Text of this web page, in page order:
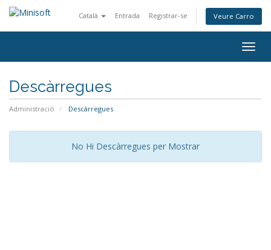
Català Entrada Registrar-se Veure Carro
Descàrregues
Administració Descàrregues
No Hi Descàrregues per Mostrar